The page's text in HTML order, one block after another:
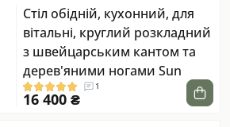
Стіл обідній, кухонний, для
вітальні, круглий розкладний
з швейцарським кантом та
дерев'яними ногами Sun
1
16 400 ₴